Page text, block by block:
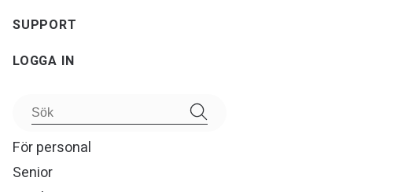
SUPPORT
LOGGA IN
För personal
Senior